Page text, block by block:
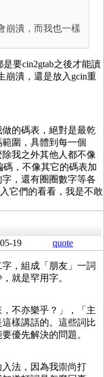
崩潰，而我也一樣
要cin2gtab之後才能讀
崩潰，還是放入gcin重
的碼表，絕對是最乾
圍，具體到每一個
我之外其他人都不像
碼，不像其它的碼表加
，還有圈圈數字等各
它們的看看，我是不敢
19 quote
，組成「朋友」一詞
就是罕用字。
不亦樂乎？」，「主
樣講話的。這些詞比
優先解決的問題。
法，因為我崇尚打